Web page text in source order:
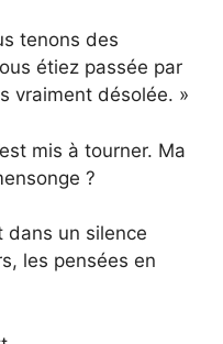
tenons des
étiez passée par
vraiment désolée. »
mis à tourner. Ma
?
dans un silence
les pensées en